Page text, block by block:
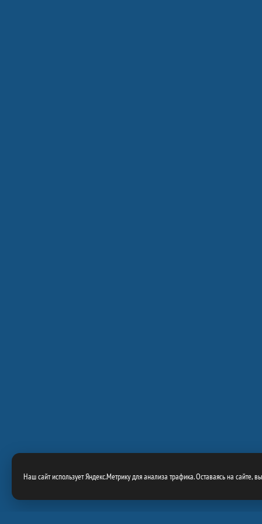
Наш сайт использует Яндекс.Метрику для анализа трафика. Оставаясь на сайте,